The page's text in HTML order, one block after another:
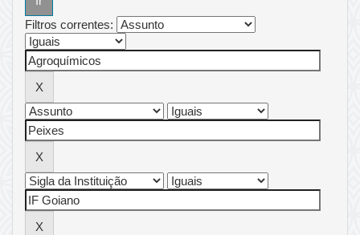
Filtros correntes: